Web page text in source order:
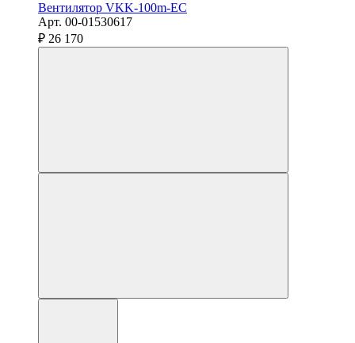
Вентилятор VKK-100m-EC
Арт. 00-01530617
₽ 26 170